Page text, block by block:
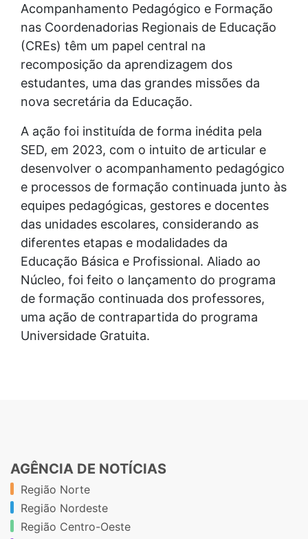
Acompanhamento Pedagógico e Formação
nas Coordenadorias Regionais de Educação
(CREs) têm um papel central na
recomposição da aprendizagem dos
estudantes, uma das grandes missões da
nova secretária da Educação.
A ação foi instituída de forma inédita pela
SED, em 2023, com o intuito de articular e
desenvolver o acompanhamento pedagógico
e processos de formação continuada junto às
equipes pedagógicas, gestores e docentes
das unidades escolares, considerando as
diferentes etapas e modalidades da
Educação Básica e Profissional. Aliado ao
Núcleo, foi feito o lançamento do programa
de formação continuada dos professores,
uma ação de contrapartida do programa
Universidade Gratuita.
AGÊNCIA DE NOTÍCIAS
Região Norte
Região Nordeste
Região Centro-Oeste